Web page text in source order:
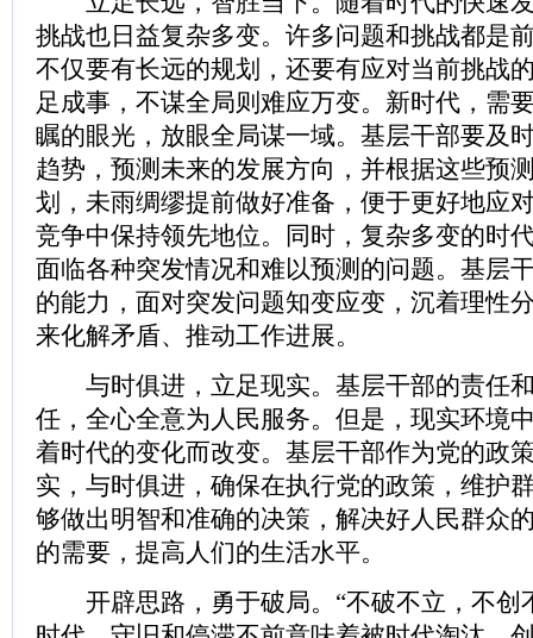
挑战也日益复杂多变。许多问题和挑战都是
不仅要有长远的规划，还要有应对当前挑战
足成事，不谋全局则难应万变。新时代，需
瞩的眼光，放眼全局谋一域。基层干部要及
趋势，预测未来的发展方向，并根据这些预
划，未雨绸缪提前做好准备，便于更好地应
竞争中保持领先地位。同时，复杂多变的时
面临各种突发情况和难以预测的问题。基层
的能力，面对突发问题知变应变，沉着理性
来化解矛盾、推动工作进展。
与时俱进，立足现实。基层干部的责任
任，全心全意为人民服务。但是，现实环境
着时代的变化而改变。基层干部作为党的政
实，与时俱进，确保在执行党的政策，维护
够做出明智和准确的决策，解决好人民群众
的需要，提高人们的生活水平。
开辟思路，勇于破局。“不破不立，不创